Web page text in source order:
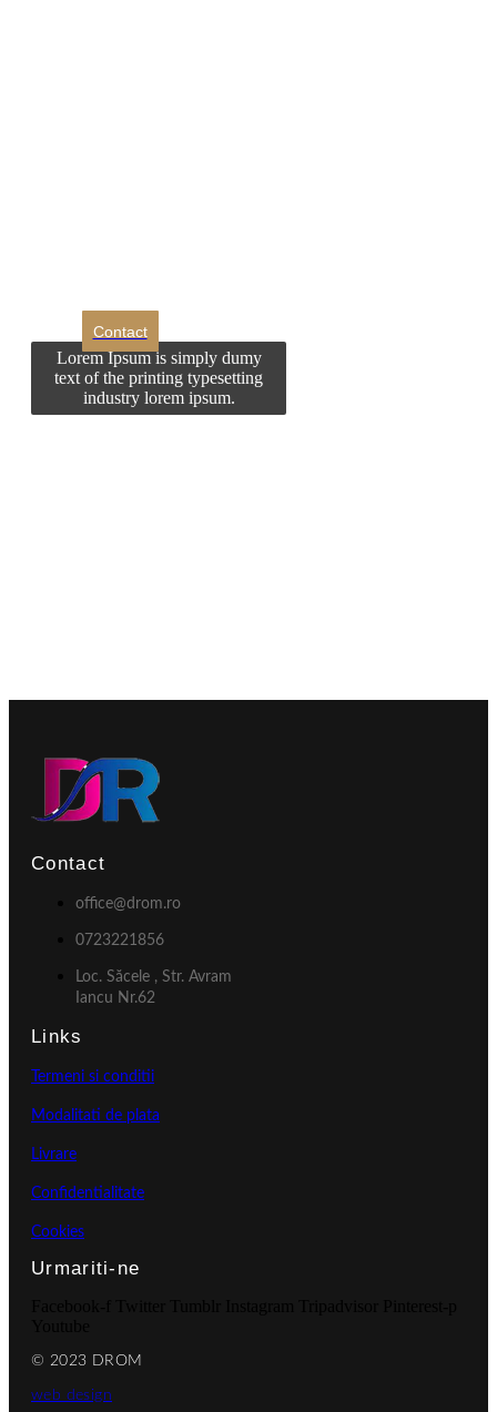
Contact
Lorem Ipsum is simply dumy
text of the printing typesetting
industry lorem ipsum.
Contact
office@drom.ro
0723221856
Loc. Săcele , Str. Avram
Iancu Nr.62
Links
Termeni si conditii
Modalitati de plata
Livrare
Confidentialitate
Cookies
Urmariti-ne
© 2023 DROM
web design